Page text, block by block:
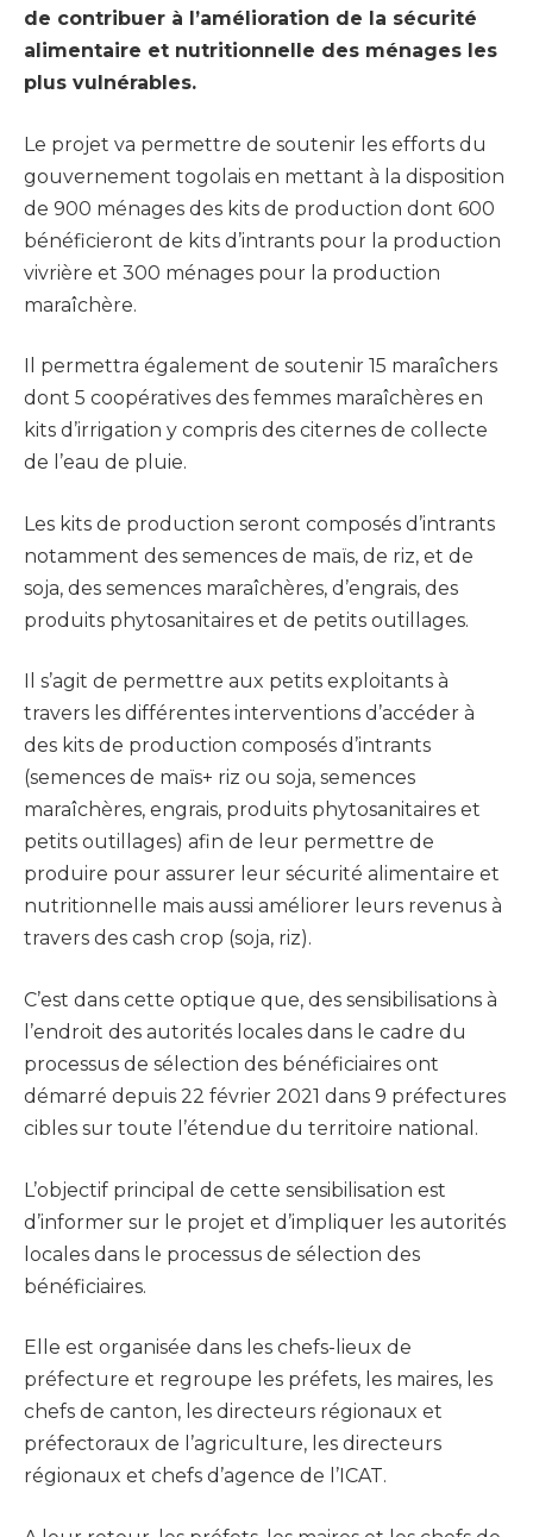
de contribuer à l’amélioration de la sécurité
alimentaire et nutritionnelle des ménages les
plus vulnérables.
Le projet va permettre de soutenir les efforts du
gouvernement togolais en mettant à la disposition
de 900 ménages des kits de production dont 600
bénéficieront de kits d’intrants pour la production
vivrière et 300 ménages pour la production
maraîchère.
Il permettra également de soutenir 15 maraîchers
dont 5 coopératives des femmes maraîchères en
kits d’irrigation y compris des citernes de collecte
de l’eau de pluie.
Les kits de production seront composés d’intrants
notamment des semences de maïs, de riz, et de
soja, des semences maraîchères, d’engrais, des
produits phytosanitaires et de petits outillages.
Il s’agit de permettre aux petits exploitants à
travers les différentes interventions d’accéder à
des kits de production composés d’intrants
(semences de maïs+ riz ou soja, semences
maraîchères, engrais, produits phytosanitaires et
petits outillages) afin de leur permettre de
produire pour assurer leur sécurité alimentaire et
nutritionnelle mais aussi améliorer leurs revenus à
travers des cash crop (soja, riz).
C’est dans cette optique que, des sensibilisations à
l’endroit des autorités locales dans le cadre du
processus de sélection des bénéficiaires ont
démarré depuis 22 février 2021 dans 9 préfectures
cibles sur toute l’étendue du territoire national.
L’objectif principal de cette sensibilisation est
d’informer sur le projet et d’impliquer les autorités
locales dans le processus de sélection des
bénéficiaires.
Elle est organisée dans les chefs-lieux de
préfecture et regroupe les préfets, les maires, les
chefs de canton, les directeurs régionaux et
préfectoraux de l’agriculture, les directeurs
régionaux et chefs d’agence de l’ICAT.